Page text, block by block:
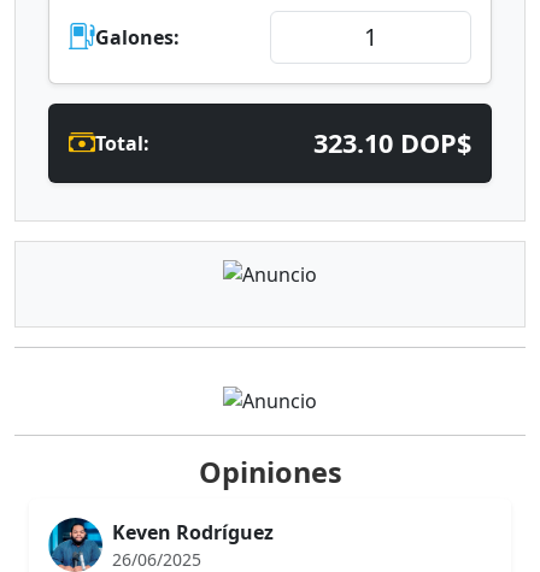
Galones:
Total: 323.10 DOP$
Opiniones
Keven Rodríguez
26/06/2025